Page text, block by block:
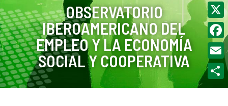
OBSERVATORIO
IBEROAMERICANO DEL
EMPLEO Y LA ECONOMÍA
SOCIAL Y COOPERATIVA
X
Email